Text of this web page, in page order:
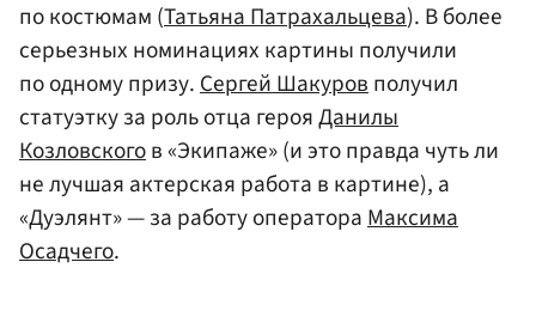
по костюмам (Татьяна Патрахальцева). В более
серьезных номинациях картины получили
по одному призу.Сергей Шакуровполучил
статуэтку за роль отца герояДанилы
Козловскогов «Экипаже» (и это правда чуть ли
не лучшая актерская работа в картине), а
«Дуэлянт» — за работу оператораМаксима
Осадчего.